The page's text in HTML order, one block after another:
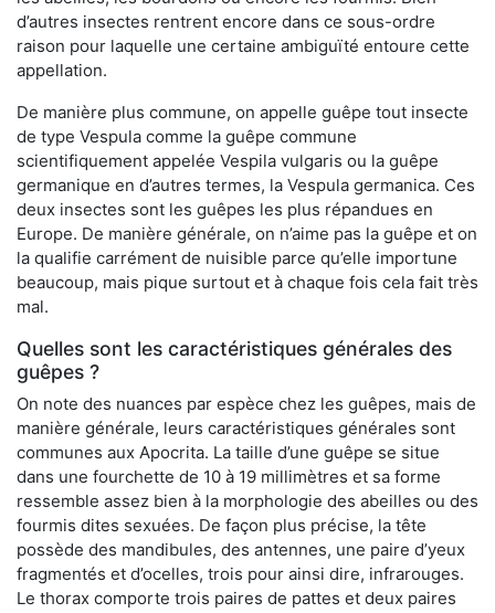
d’autres insectes rentrent encore dans ce sous-ordre
raison pour laquelle une certaine ambiguïté entoure cette
appellation.
De manière plus commune, on appelle guêpe tout insecte
de type Vespula comme la guêpe commune
scientifiquement appelée Vespila vulgaris ou la guêpe
germanique en d’autres termes, la Vespula germanica. Ces
deux insectes sont les guêpes les plus répandues en
Europe. De manière générale, on n’aime pas la guêpe et on
la qualifie carrément de nuisible parce qu’elle importune
beaucoup, mais pique surtout et à chaque fois cela fait très
mal.
Quelles sont les caractéristiques générales des
guêpes ?
On note des nuances par espèce chez les guêpes, mais de
manière générale, leurs caractéristiques générales sont
communes aux Apocrita. La taille d’une guêpe se situe
dans une fourchette de 10 à 19 millimètres et sa forme
ressemble assez bien à la morphologie des abeilles ou des
fourmis dites sexuées. De façon plus précise, la tête
possède des mandibules, des antennes, une paire d’yeux
fragmentés et d’ocelles, trois pour ainsi dire, infrarouges.
Le thorax comporte trois paires de pattes et deux paires